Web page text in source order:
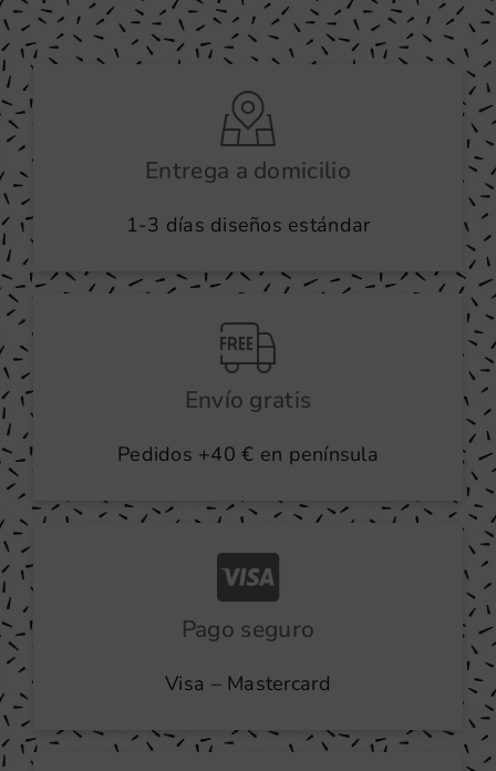
Entrega a domicilio
1-3 días diseños estándar
Envío gratis
Pedidos +40 € en península
Pago seguro
Visa – Mastercard